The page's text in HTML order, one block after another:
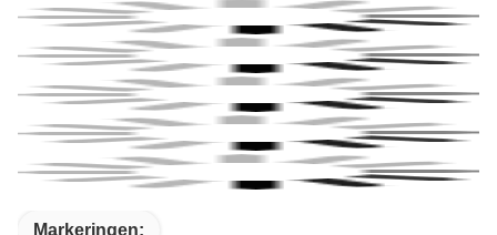
Markeringen:
FEP Isoleerde Multikern Beschermde Kabel